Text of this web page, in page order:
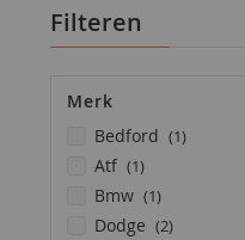
Filteren
Merk
bedford
1product
atf 1product
bmw 1product
dodge 2producten